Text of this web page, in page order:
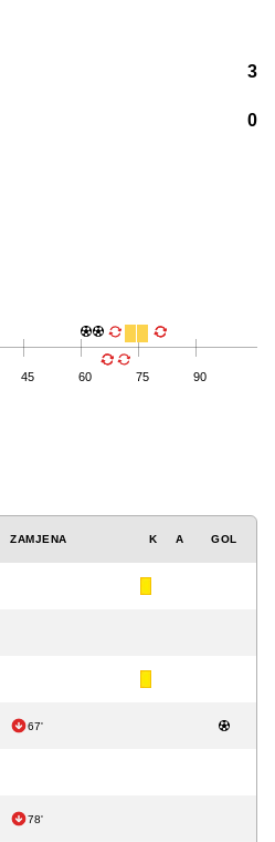
3
0
45 60 75 90
ZAMJENA K A GOL
67'
78'